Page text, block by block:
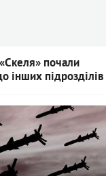
почали
інших підрозділів